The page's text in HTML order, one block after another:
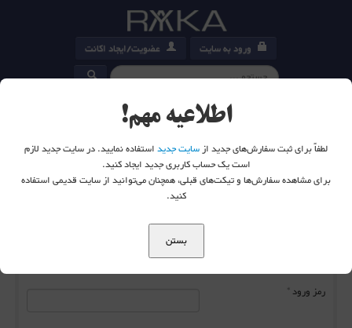
ورود به سایت عضویت/ایجاد اکانت
کارت خرید
شما اینجا هستید:خانه ورود به سایت
رمز ورود *
اطلاعیه مهم!
لطفاً برای ثبت سفارش‌های جدید ازسایت جدیداستفاده نمایید. در سایت جدید لازم
است یک حساب کاربری جدید ایجاد کنید.
برای مشاهده سفارش‌ها و تیکت‌های قبلی، همچنان می‌توانید از سایت قدیمی استفاده
کنید.
بستن